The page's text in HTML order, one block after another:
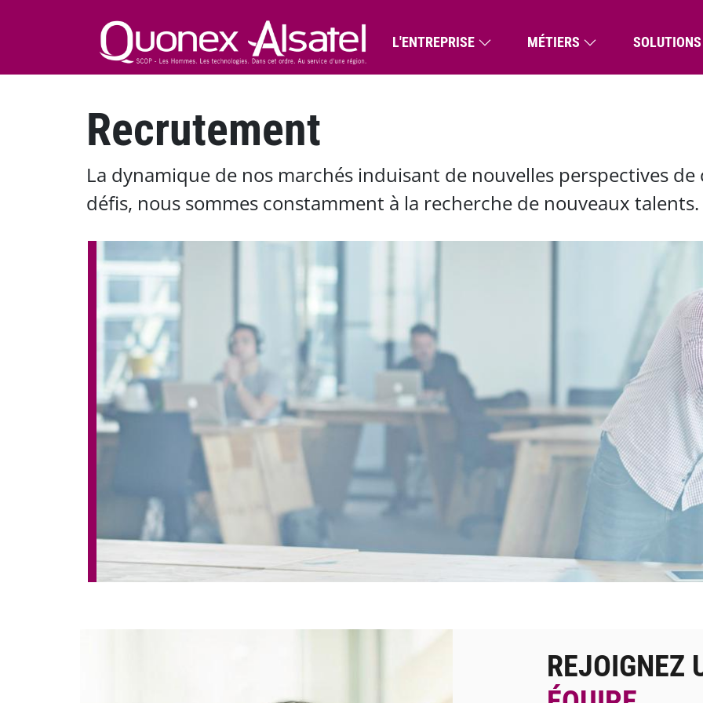
Navigation principale
L'ENTREPRISE MÉTIERS SOLUTIONS
Recrutement
La dynamique de nos marchés induisant de nouvelles perspectives
défis, nous sommes constamment à la recherche de nouveaux talents.
REJOIGNEZ